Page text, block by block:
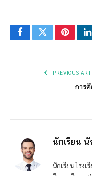
FacebookTwitter
PREVIOUS
การ
นักเรียน
นักเรียน โรง